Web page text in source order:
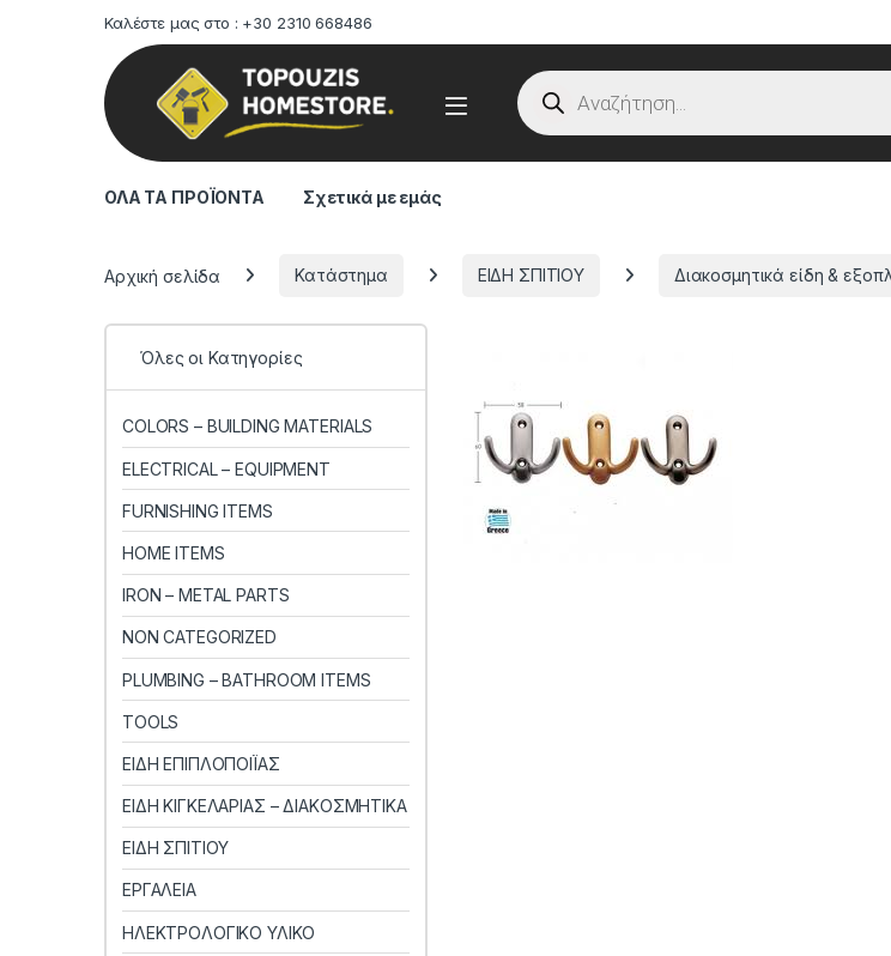
Καλέστε μας στο : +30 2310 668486
Products search
ΟΛΑ ΤΑ ΠΡΟΪΟΝΤΑ Σχετικά με εμάς
Αρχική σελίδα Κατάστημα ΕΙΔΗ ΣΠΙΤΙΟΥ Διακοσμητικά είδη &
Όλες οι Κατηγορίες
COLORS – BUILDING MATERIALS
ELECTRICAL – EQUIPMENT
FURNISHING ITEMS
HOME ITEMS
IRON – METAL PARTS
NON CATEGORIZED
PLUMBING – BATHROOM ITEMS
TOOLS
ΕΙΔΗ ΕΠΙΠΛΟΠΟΙΪΑΣ
ΕΙΔΗ ΚΙΓΚΕΛΑΡΙΑΣ – ΔΙΑΚΟΣΜΗΤΙΚΑ
ΕΙΔΗ ΣΠΙΤΙΟΥ
ΕΡΓΑΛΕΙΑ
ΗΛΕΚΤΡΟΛΟΓΙΚΟ ΥΛΙΚΟ